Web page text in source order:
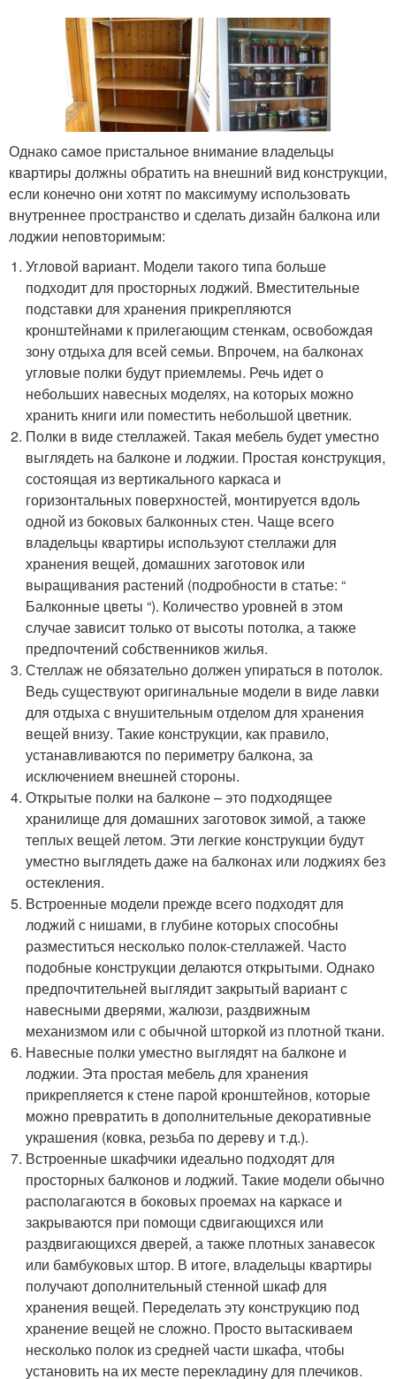
Однако самое пристальное внимание владельцы
квартиры должны обратить на внешний вид конструкции,
если конечно они хотят по максимуму использовать
внутреннее пространство и сделать дизайн балкона или
лоджии неповторимым:
Угловой вариант. Модели такого типа больше
подходит для просторных лоджий. Вместительные
подставки для хранения прикрепляются
кронштейнами к прилегающим стенкам, освобождая
зону отдыха для всей семьи. Впрочем, на балконах
угловые полки будут приемлемы. Речь идет о
небольших навесных моделях, на которых можно
хранить книги или поместить небольшой цветник.
Полки в виде стеллажей. Такая мебель будет уместно
выглядеть на балконе и лоджии. Простая конструкция,
состоящая из вертикального каркаса и
горизонтальных поверхностей, монтируется вдоль
одной из боковых балконных стен. Чаще всего
владельцы квартиры используют стеллажи для
хранения вещей, домашних заготовок или
выращивания растений (подробности в статье: “
Балконные цветы “). Количество уровней в этом
случае зависит только от высоты потолка, а также
предпочтений собственников жилья.
Стеллаж не обязательно должен упираться в потолок.
Ведь существуют оригинальные модели в виде лавки
для отдыха с внушительным отделом для хранения
вещей внизу. Такие конструкции, как правило,
устанавливаются по периметру балкона, за
исключением внешней стороны.
Открытые полки на балконе – это подходящее
хранилище для домашних заготовок зимой, а также
теплых вещей летом. Эти легкие конструкции будут
уместно выглядеть даже на балконах или лоджиях без
остекления.
Встроенные модели прежде всего подходят для
лоджий с нишами, в глубине которых способны
разместиться несколько полок-стеллажей. Часто
подобные конструкции делаются открытыми. Однако
предпочтительней выглядит закрытый вариант с
навесными дверями, жалюзи, раздвижным
механизмом или с обычной шторкой из плотной ткани.
Навесные полки уместно выглядят на балконе и
лоджии. Эта простая мебель для хранения
прикрепляется к стене парой кронштейнов, которые
можно превратить в дополнительные декоративные
украшения (ковка, резьба по дереву и т.д.).
Встроенные шкафчики идеально подходят для
просторных балконов и лоджий. Такие модели обычно
располагаются в боковых проемах на каркасе и
закрываются при помощи сдвигающихся или
раздвигающихся дверей, а также плотных занавесок
или бамбуковых штор. В итоге, владельцы квартиры
получают дополнительный стенной шкаф для
хранения вещей. Переделать эту конструкцию под
хранение вещей не сложно. Просто вытаскиваем
несколько полок из средней части шкафа, чтобы
установить на их месте перекладину для плечиков.